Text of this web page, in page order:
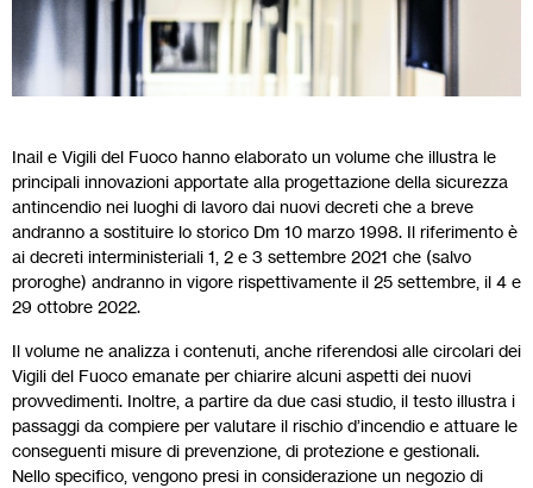
Inail e Vigili del Fuoco hanno elaborato un volume che illustra le
principali innovazioni apportate alla progettazione della sicurezza
antincendio nei luoghi di lavoro dai nuovi decreti che a breve
andranno a sostituire lo storico Dm 10 marzo 1998. Il riferimento è
ai decreti interministeriali 1, 2 e 3 settembre 2021 che (salvo
proroghe) andranno in vigore rispettivamente il 25 settembre, il 4 e
29 ottobre 2022.
Il volume ne analizza i contenuti, anche riferendosi alle circolari dei
Vigili del Fuoco emanate per chiarire alcuni aspetti dei nuovi
provvedimenti. Inoltre, a partire da due casi studio, il testo illustra i
passaggi da compiere per valutare il rischio d’incendio e attuare le
conseguenti misure di prevenzione, di protezione e gestionali.
Nello specifico, vengono presi in considerazione un negozio di